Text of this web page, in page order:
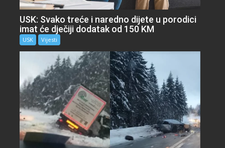
USK: Svako treće i naredno dijete u porodici
imat će dječiji dodatak od 150 KM
USK Vijesti